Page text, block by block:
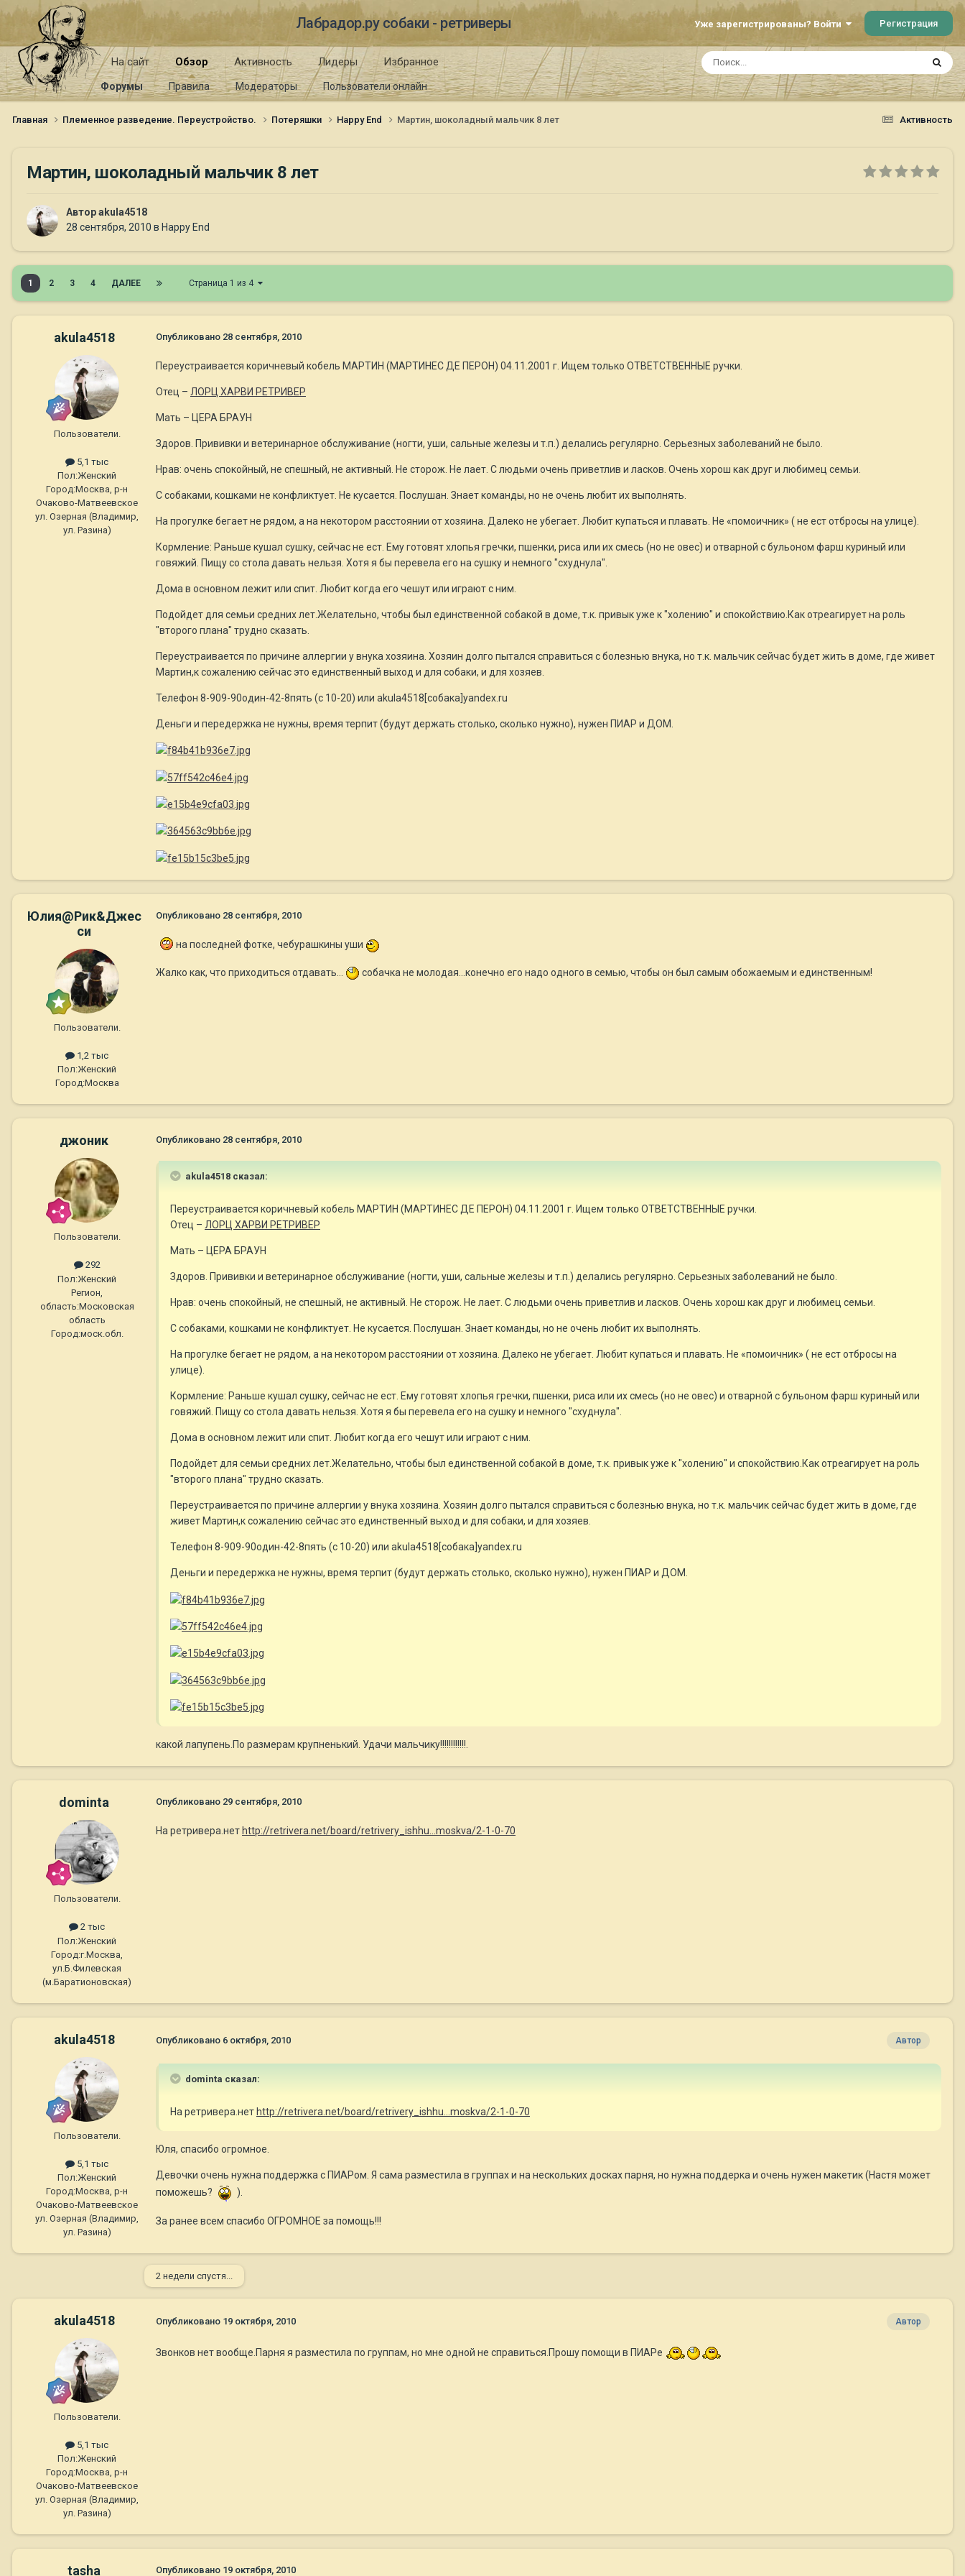
Лабрадор.ру собаки - ретриверы Уже зарегистрированы? Войти Регистрация
На сайт Обзор
Форумы Правила Модераторы Пользователи онлайн
Активность Лидеры Избранное
Активность
Главная Племенное разведение. Переустройство. Потеряшки Happy End Мартин, шоколадный мальчик 8 лет
Мартин, шоколадный мальчик 8 лет
Авторakula4518
28 сентября, 2010 в Happy End
1 2 3 4 ДАЛЕЕ Страница 1 из 4
akula4518
Пользователи.
5,1 тыс
Пол:Женский
Город:Москва, р-н
Очаково-Матвеевское
ул. Озерная (Владимир,
ул. Разина)
Опубликовано 28 сентября, 2010
Переустраивается коричневый кобель МАРТИН (МАРТИНЕС ДЕ ПЕРОН) 04.11.2001 г. Ищем только ОТВЕТСТВЕННЫЕ ручки.
Отец – ЛОРЦ ХАРВИ РЕТРИВЕР
Мать – ЦЕРА БРАУН
Здоров. Прививки и ветеринарное обслуживание (ногти, уши, сальные железы и т.п.) делались регулярно. Серьезных заболеваний не было.
Нрав: очень спокойный, не спешный, не активный. Не сторож. Не лает. С людьми очень приветлив и ласков. Очень хорош как друг и любимец семьи.
С собаками, кошками не конфликтует. Не кусается. Послушан. Знает команды, но не очень любит их выполнять.
На прогулке бегает не рядом, а на некотором расстоянии от хозяина. Далеко не убегает. Любит купаться и плавать. Не «помоичник» ( не ест отбросы на улице).
Кормление: Раньше кушал сушку, сейчас не ест. Ему готовят хлопья гречки, пшенки, риса или их смесь (но не овес) и отварной с бульоном фарш куриный или
говяжий. Пищу со стола давать нельзя. Хотя я бы перевела его на сушку и немного "схуднула".
Дома в основном лежит или спит. Любит когда его чешут или играют с ним.
Подойдет для семьи средних лет.Желательно, чтобы был единственной собакой в доме, т.к. привык уже к "холению" и спокойствию.Как отреагирует на роль
"второго плана" трудно сказать.
Переустраивается по причине аллергии у внука хозяина. Хозяин долго пытался справиться с болезнью внука, но т.к. мальчик сейчас будет жить в доме, где живет
Мартин,к сожалению сейчас это единственный выход и для собаки, и для хозяев.
Телефон 8-909-90один-42-8пять (с 10-20) или akula4518[собака]yandex.ru
Деньги и передержка не нужны, время терпит (будут держать столько, сколько нужно), нужен ПИАР и ДОМ.
Юлия@Рик&Джес
си
Пользователи.
1,2 тыс
Пол:Женский
Город:Москва
Опубликовано 28 сентября, 2010
на последней фотке, чебурашкины уши
Жалко как, что приходиться отдавать... собачка не молодая...конечно его надо одного в семью, чтобы он был самым обожаемым и единственным!
джоник
Пользователи.
292
Пол:Женский
Регион,
область:Московская
область
Город:моск.обл.
Опубликовано 28 сентября, 2010
akula4518 сказал:
Переустраивается коричневый кобель МАРТИН (МАРТИНЕС ДЕ ПЕРОН) 04.11.2001 г. Ищем только ОТВЕТСТВЕННЫЕ ручки.
Отец – ЛОРЦ ХАРВИ РЕТРИВЕР
Мать – ЦЕРА БРАУН
Здоров. Прививки и ветеринарное обслуживание (ногти, уши, сальные железы и т.п.) делались регулярно. Серьезных заболеваний не было.
Нрав: очень спокойный, не спешный, не активный. Не сторож. Не лает. С людьми очень приветлив и ласков. Очень хорош как друг и любимец семьи.
С собаками, кошками не конфликтует. Не кусается. Послушан. Знает команды, но не очень любит их выполнять.
На прогулке бегает не рядом, а на некотором расстоянии от хозяина. Далеко не убегает. Любит купаться и плавать. Не «помоичник» ( не ест отбросы на
улице).
Кормление: Раньше кушал сушку, сейчас не ест. Ему готовят хлопья гречки, пшенки, риса или их смесь (но не овес) и отварной с бульоном фарш куриный или
говяжий. Пищу со стола давать нельзя. Хотя я бы перевела его на сушку и немного "схуднула".
Дома в основном лежит или спит. Любит когда его чешут или играют с ним.
Подойдет для семьи средних лет.Желательно, чтобы был единственной собакой в доме, т.к. привык уже к "холению" и спокойствию.Как отреагирует на роль
"второго плана" трудно сказать.
Переустраивается по причине аллергии у внука хозяина. Хозяин долго пытался справиться с болезнью внука, но т.к. мальчик сейчас будет жить в доме, где
живет Мартин,к сожалению сейчас это единственный выход и для собаки, и для хозяев.
Телефон 8-909-90один-42-8пять (с 10-20) или akula4518[собака]yandex.ru
Деньги и передержка не нужны, время терпит (будут держать столько, сколько нужно), нужен ПИАР и ДОМ.
какой лапупень.По размерам крупненький. Удачи мальчику!!!!!!!!!!!!.
dominta
Пользователи.
2 тыс
Пол:Женский
Город:г.Москва,
ул.Б.Филевская
(м.Баратионовская)
Опубликовано 29 сентября, 2010
На ретривера.нет http://retrivera.net/board/retrivery_ishhu...moskva/2-1-0-70
akula4518
Пользователи.
5,1 тыс
Пол:Женский
Город:Москва, р-н
Очаково-Матвеевское
ул. Озерная (Владимир,
ул. Разина)
Автор
Опубликовано 6 октября, 2010
dominta сказал:
На ретривера.нет http://retrivera.net/board/retrivery_ishhu...moskva/2-1-0-70
Юля, спасибо огромное.
Девочки очень нужна поддержка с ПИАРом. Я сама разместила в группах и на нескольких досках парня, но нужна поддерка и очень нужен макетик (Настя может
поможешь?
).
За ранее всем спасибо ОГРОМНОЕ за помощь!!!
2 недели спустя...
akula4518
Пользователи.
5,1 тыс
Пол:Женский
Город:Москва, р-н
Очаково-Матвеевское
ул. Озерная (Владимир,
ул. Разина)
Автор
Опубликовано 19 октября, 2010
Звонков нет вообще.Парня я разместила по группам, но мне одной не справиться.Прошу помощи в ПИАРе
tasha Опубликовано 19 октября, 2010